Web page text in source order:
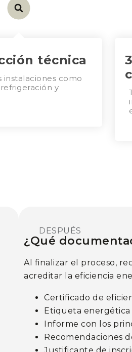
técnica
instalaciones como
y
DESPUÉS
¿Qué
Al finalizar el proceso,
acreditar la eficiencia
Certificado de
Etiqueta
Informe con los
Recomendaciones